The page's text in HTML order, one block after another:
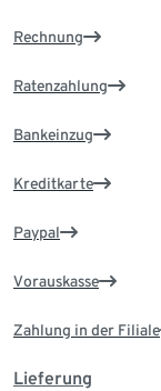
Rechnung
Ratenzahlung
Bankeinzug
Kreditkarte
Paypal
Vorauskasse
Zahlung in der Filiale
Lieferung